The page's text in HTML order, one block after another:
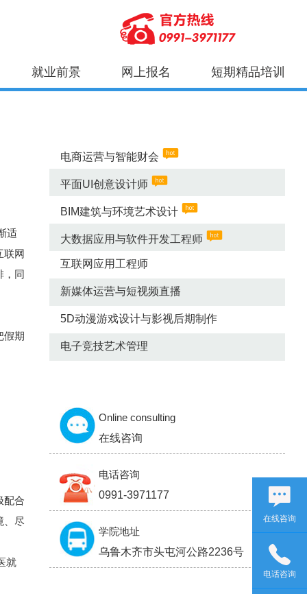
就业前景 网上报名 短期精品培训
适
联网
，同
假期
配合
、尽
就
电商运营与智能财会
平面UI创意设计师
BIM建筑与环境艺术设计
大数据应用与软件开发工程师
互联网应用工程师
新媒体运营与短视频直播
5D动漫游戏设计与影视后期制作
电子竞技艺术管理
Online consulting
在线咨询
电话咨询
0991-3971177
学院地址
乌鲁木齐市头屯河公路2236号
在线咨询
电话咨询